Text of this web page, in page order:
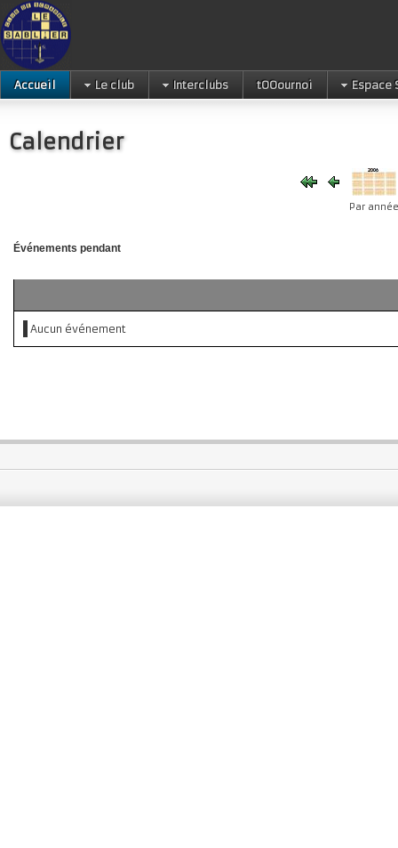
Accueil Le club Interclubs tOOournoi Espace
Calendrier
Par année
Événements pendant
Aucun événement